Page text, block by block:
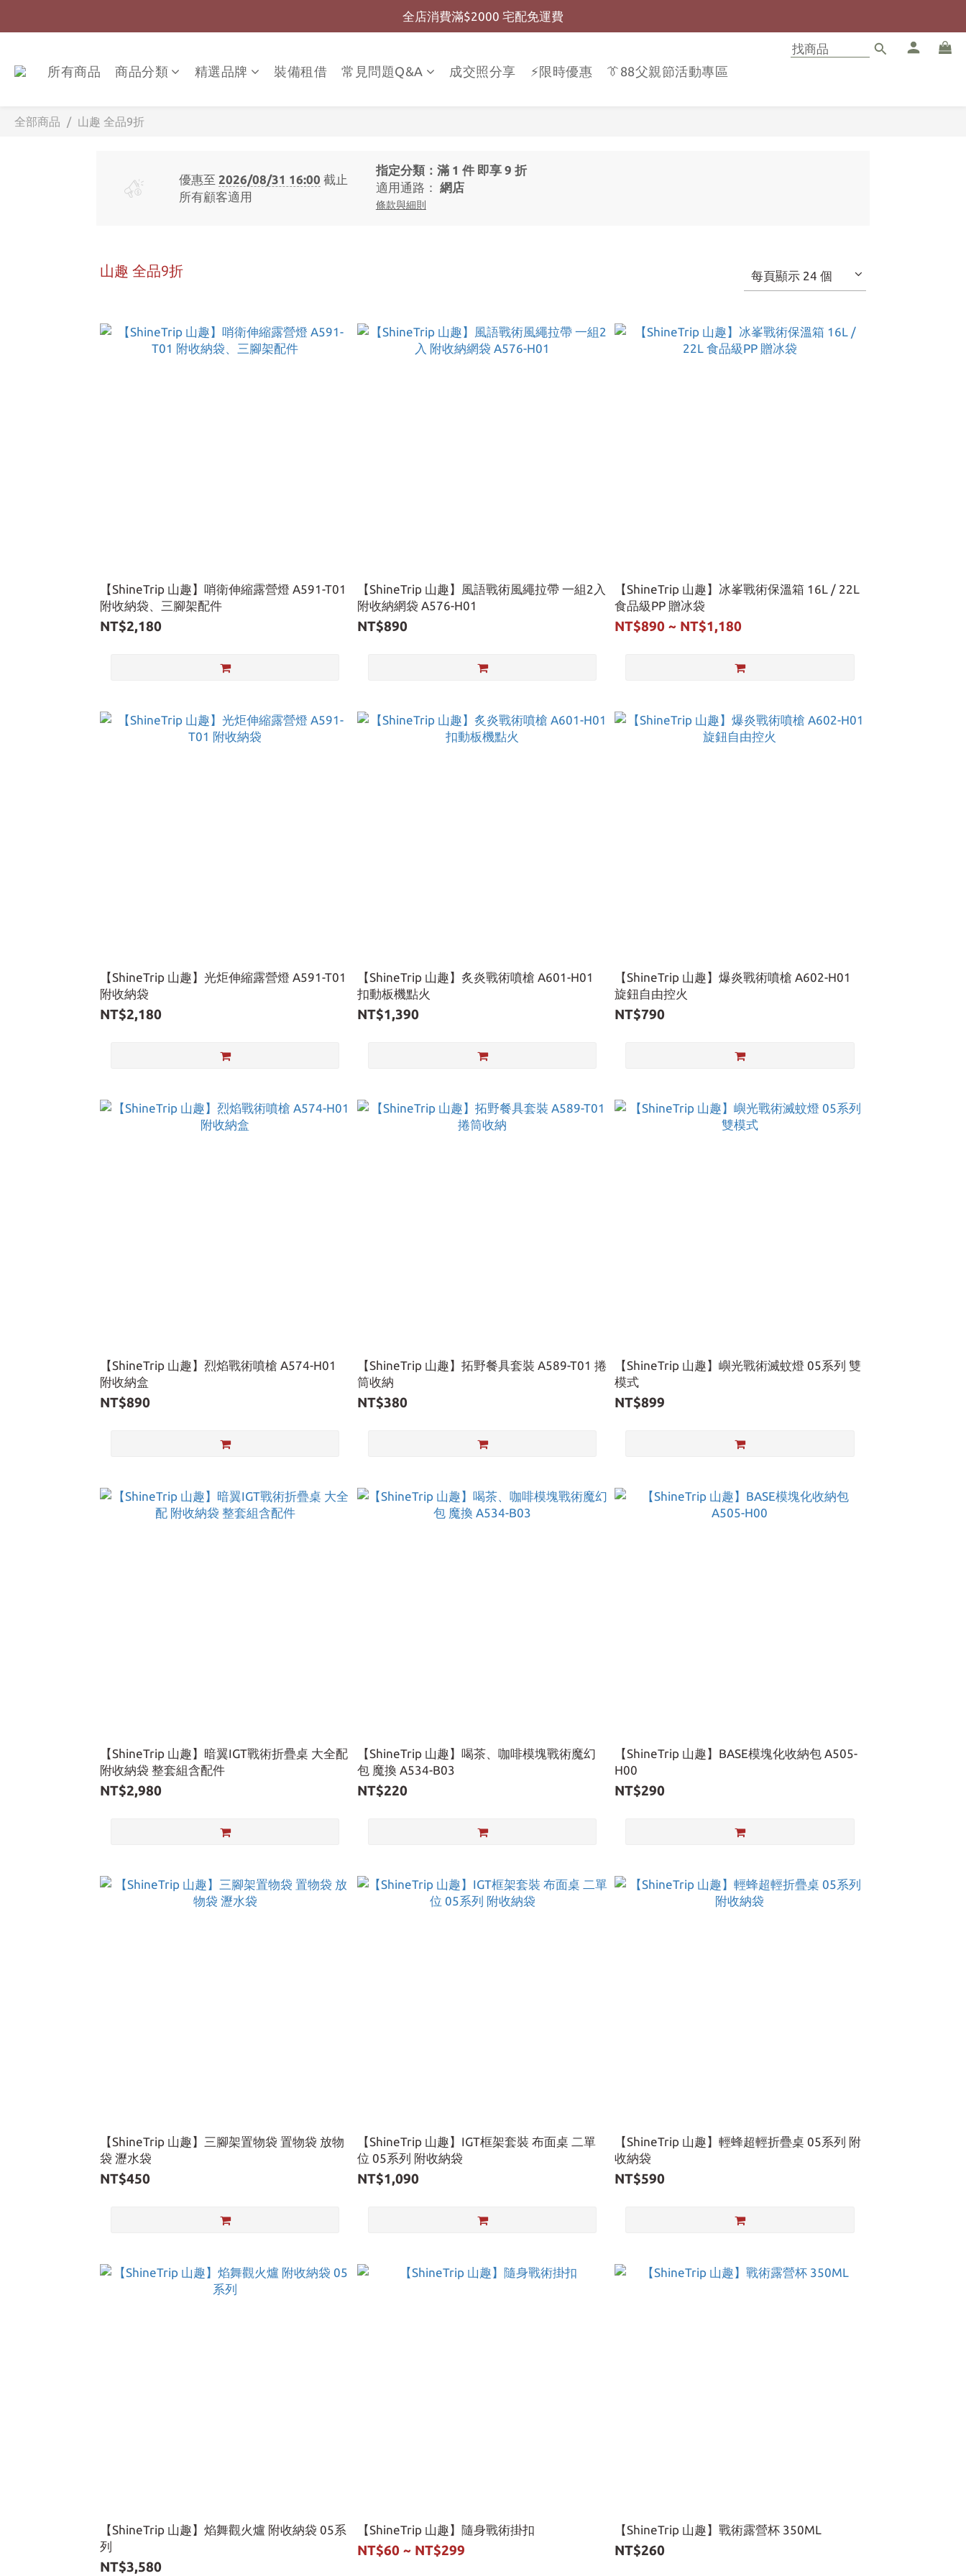
全店消費滿$999 超商免運費
全店消費滿$2000 宅配免運費
所有商品 商品分類 精選品牌 裝備租借 常見問題Q&A 成交照分享 ⚡限時優惠 👔88父親節活動專區
全部商品 山趣 全品9折
優惠至 2026/08/31 16:00 截止
所有顧客適用
指定分類：滿 1 件 即享 9 折
適用通路： 網店
條款與細則
山趣 全品9折 每頁顯示 24 個
【ShineTrip 山趣】哨衛伸縮露營燈 A591-T01
附收納袋、三腳架配件
NT$2,180
【ShineTrip 山趣】風語戰術風繩拉帶 一組2入
附收納網袋 A576-H01
NT$890
【ShineTrip 山趣】冰峯戰術保溫箱 16L / 22L
食品級PP 贈冰袋
NT$890 ~ NT$1,180
【ShineTrip 山趣】光炬伸縮露營燈 A591-T01
附收納袋
NT$2,180
【ShineTrip 山趣】炙炎戰術噴槍 A601-H01
扣動板機點火
NT$1,390
【ShineTrip 山趣】爆炎戰術噴槍 A602-H01
旋鈕自由控火
NT$790
【ShineTrip 山趣】烈焰戰術噴槍 A574-H01
附收納盒
NT$890
【ShineTrip 山趣】拓野餐具套裝 A589-T01 捲
筒收納
NT$380
【ShineTrip 山趣】嶼光戰術滅蚊燈 05系列 雙
模式
NT$899
【ShineTrip 山趣】暗翼IGT戰術折疊桌 大全配
附收納袋 整套組含配件
NT$2,980
【ShineTrip 山趣】喝茶、咖啡模塊戰術魔幻
包 魔換 A534-B03
NT$220
【ShineTrip 山趣】BASE模塊化收納包 A505-
H00
NT$290
【ShineTrip 山趣】三腳架置物袋 置物袋 放物
袋 瀝水袋
NT$450
【ShineTrip 山趣】IGT框架套裝 布面桌 二單
位 05系列 附收納袋
NT$1,090
【ShineTrip 山趣】輕蜂超輕折疊桌 05系列 附
收納袋
NT$590
【ShineTrip 山趣】焰舞觀火爐 附收納袋 05系
列
NT$3,580
【ShineTrip 山趣】隨身戰術掛扣
NT$60 ~ NT$299
【ShineTrip 山趣】戰術露營杯 350ML
NT$260